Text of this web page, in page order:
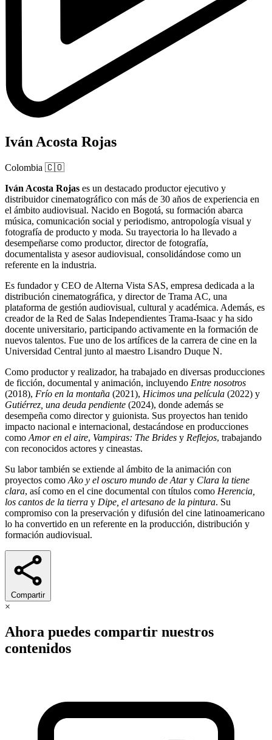
Iván Acosta Rojas
Colombia 🇨🇴
Iván Acosta Rojas es un destacado productor ejecutivo y
distribuidor cinematográfico con más de 30 años de experiencia en
el ámbito audiovisual. Nacido en Bogotá, su formación abarca
música, comunicación social y periodismo, antropología visual y
fotografía de producto y moda. Su trayectoria lo ha llevado a
desempeñarse como productor, director de fotografía,
documentalista y asesor audiovisual, consolidándose como un
referente en la industria.
Es fundador y CEO de Alterna Vista SAS, empresa dedicada a la
distribución cinematográfica, y director de Trama AC, una
plataforma de gestión audiovisual, cultural y académica. Además, es
creador de la Red de Salas Independientes Trama-Isaac y ha sido
docente universitario, participando activamente en la formación de
nuevos talentos. Fue uno de los artífices de la carrera de cine en la
Universidad Central junto al maestro Lisandro Duque N.
Como productor y realizador, ha trabajado en diversas producciones
de ficción, documental y animación, incluyendo Entre nosotros
(2018), Frío en la montaña (2021), Hicimos una película (2022) y
Gutiérrez, una deuda pendiente (2024), donde además se
desempeña como director y guionista. Sus proyectos han tenido
impacto nacional e internacional, destacándose en producciones
como Amor en el aire, Vampiras: The Brides y Reflejos, trabajando
con reconocidos actores y cineastas.
Su labor también se extiende al ámbito de la animación con
proyectos como Ako y el oscuro mundo de Atary Clara la tiene
clara, así como en el cine documental con títulos como Herencia,
los cantos de la tierra y Dipe, el artesano de la pintura. Su
compromiso con la preservación y difusión del cine latinoamericano
lo ha convertido en un referente en la producción, distribución y
formación audiovisual.
Compartir
×
Ahora puedes compartir nuestros
contenidos